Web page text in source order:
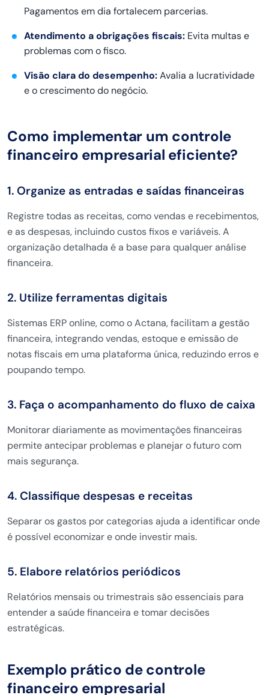
Pagamentos em dia fortalecem parcerias.
Atendimento a obrigações fiscais: Evita multas e
problemas com o fisco.
Visão clara do desempenho:Avalia a lucratividade
e o crescimento do negócio.
Como implementar um controle
financeiro empresarial eficiente?
1. Organize as entradas e saídas financeiras
Registre todas as receitas, como vendas e recebimentos,
e as despesas, incluindo custos fixos e variáveis. A
organização detalhada é a base para qualquer análise
financeira.
2. Utilize ferramentas digitais
Sistemas ERP online, como o Actana, facilitam a gestão
financeira, integrando vendas, estoque e emissão de
notas fiscais em uma plataforma única, reduzindo erros e
poupando tempo.
3. Faça o acompanhamento do fluxo de caixa
Monitorar diariamente as movimentações financeiras
permite antecipar problemas e planejar o futuro com
mais segurança.
4. Classifique despesas e receitas
Separar os gastos por categorias ajuda a identificar onde
é possível economizar e onde investir mais.
5. Elabore relatórios periódicos
Relatórios mensais ou trimestrais são essenciais para
entender a saúde financeira e tomar decisões
estratégicas.
Exemplo prático de controle
financeiro empresarial